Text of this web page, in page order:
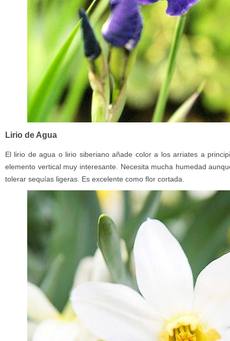
Lirio de Agua
El lirio de agua o lirio siberiano añade color a los arriates a
elemento vertical muy interesante. Necesita mucha humedad
tolerar sequías ligeras. Es excelente como flor cortada.